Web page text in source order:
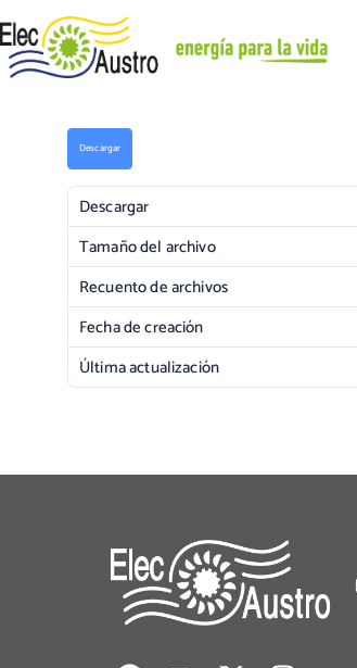
Descargar
Descargar
Tamaño del archivo
Recuento de archivos
Fecha de creación
Última actualización